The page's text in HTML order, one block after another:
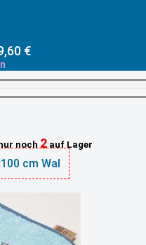
€
Lager
cm Wal